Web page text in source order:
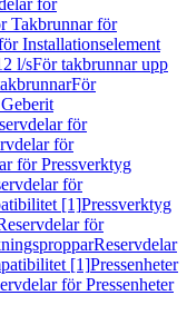
för
Takbrunnar för
Installationselement
l/sFör takbrunnar upp
För
för
för
för Pressverktyg
för
[1]Pressverktyg
för
Reservdelar
[1]Pressenheter
för Pressenheter